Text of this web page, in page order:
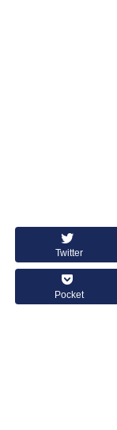
Twitter
Pocket